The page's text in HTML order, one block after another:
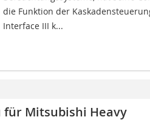
die Funktion der
Interface III k...
Mitsubishi Heavy